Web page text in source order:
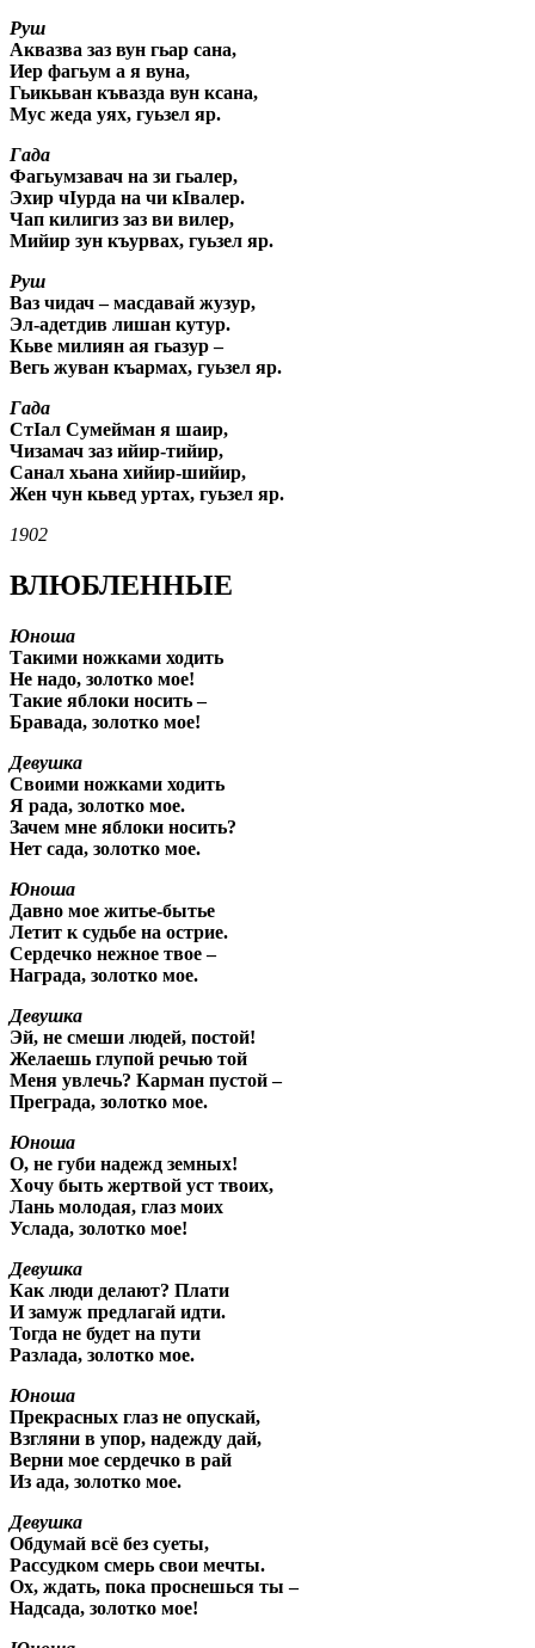
Руш
Аквазва заз вун гьар сана,
Иер фагьум а я вуна,
Гьикьван къвазда вун ксана,
Мус жеда уях, гуьзел яр.
Гада
Фагьумзавач на зи гьалер,
Эхир чIурда на чи кIвалер.
Чап килигиз заз ви вилер,
Мийир зун къурвах, гуьзел яр.
Руш
Ваз чидач – масдавай жузур,
Эл-адетдив лишан кутур.
Кьве милиян ая гьазур –
Вегь жуван къармах, гуьзел яр.
Гада
СтIал Сумейман я шаир,
Чизамач заз ийир-тийир,
Санал хьана хийир-шийир,
Жен чун кьвед уртах, гуьзел яр.
1902
ВЛЮБЛЕННЫЕ
Юноша
Такими ножками ходить
Не надо, золотко мое!
Такие яблоки носить –
Бравада, золотко мое!
Девушка
Своими ножками ходить
Я рада, золотко мое.
Зачем мне яблоки носить?
Нет сада, золотко мое.
Юноша
Давно мое житье-бытье
Летит к судьбе на острие.
Сердечко нежное твое –
Награда, золотко мое.
Девушка
Эй, не смеши людей, постой!
Желаешь глупой речью той
Меня увлечь? Карман пустой –
Преграда, золотко мое.
Юноша
О, не губи надежд земных!
Хочу быть жертвой уст твоих,
Лань молодая, глаз моих
Услада, золотко мое!
Девушка
Как люди делают? Плати
И замуж предлагай идти.
Тогда не будет на пути
Разлада, золотко мое.
Юноша
Прекрасных глаз не опускай,
Взгляни в упор, надежду дай,
Верни мое сердечко в рай
Из ада, золотко мое.
Девушка
Обдумай всё без суеты,
Рассудком смерь свои мечты.
Ох, ждать, пока проснешься ты –
Надсада, золотко мое!